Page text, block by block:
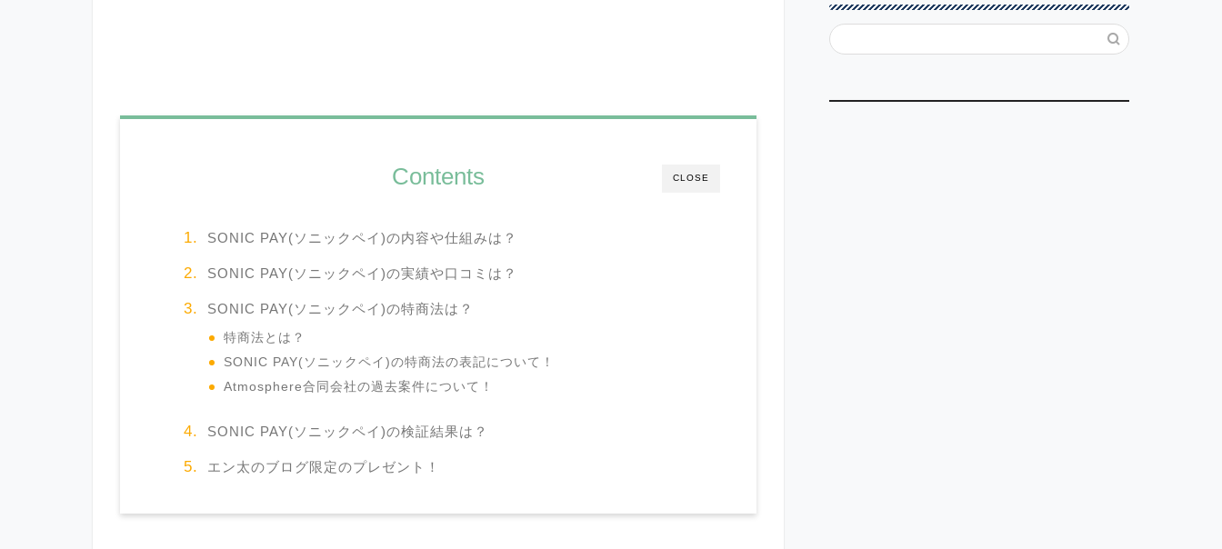
CLOSE
Contents
SONIC PAY(ソニックペイ)の内容や仕組みは？
SONIC PAY(ソニックペイ)の実績や口コミは？
SONIC PAY(ソニックペイ)の特商法は？
特商法とは？
SONIC PAY(ソニックペイ)の特商法の表記について！
Atmosphere合同会社の過去案件について！
SONIC PAY(ソニックペイ)の検証結果は？
エン太のブログ限定のプレゼント！